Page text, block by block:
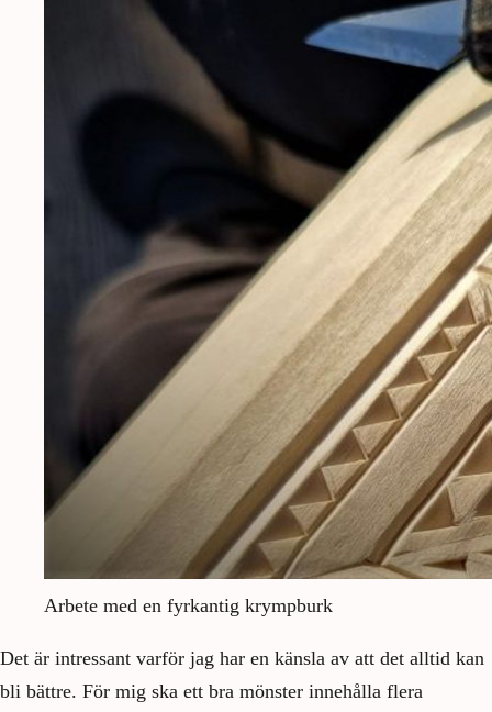
Arbete med en fyrkantig krympburk
Det är intressant varför jag har en känsla av att det alltid kan
bli bättre. För mig ska ett bra mönster innehålla flera